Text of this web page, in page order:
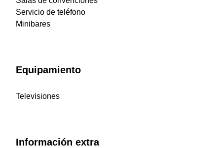
Servicio de teléfono
Minibares
Equipamiento
Televisiones
Información extra